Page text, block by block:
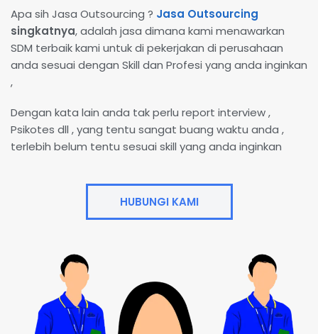
Apa sih Jasa Outsourcing ? Jasa Outsourcing
singkatnya, adalah jasa dimana kami menawarkan
SDM terbaik kami untuk di pekerjakan di perusahaan
anda sesuai dengan Skill dan Profesi yang anda inginkan
,
Dengan kata lain anda tak perlu report interview ,
Psikotes dll , yang tentu sangat buang waktu anda ,
terlebih belum tentu sesuai skill yang anda inginkan
HUBUNGI KAMI